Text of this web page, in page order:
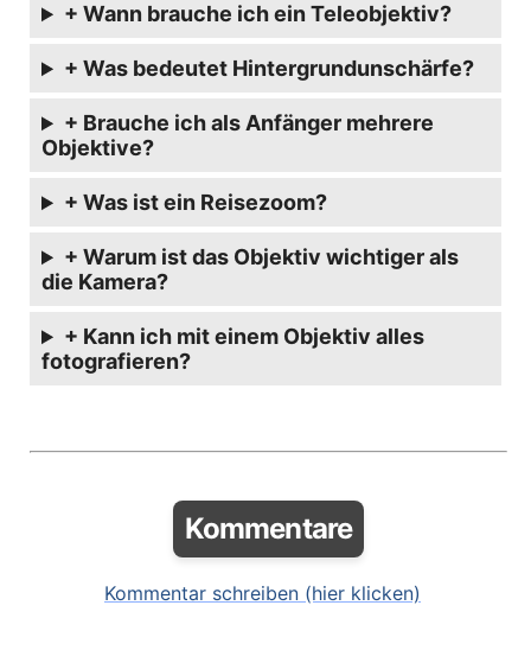
+ Wann brauche ich ein Teleobjektiv?
+ Was bedeutet Hintergrundunschärfe?
+ Brauche ich als Anfänger mehrere
Objektive?
+ Was ist ein Reisezoom?
+ Warum ist das Objektiv wichtiger als
die Kamera?
+ Kann ich mit einem Objektiv alles
fotografieren?
Kommentare
Kommentar schreiben (hier klicken)